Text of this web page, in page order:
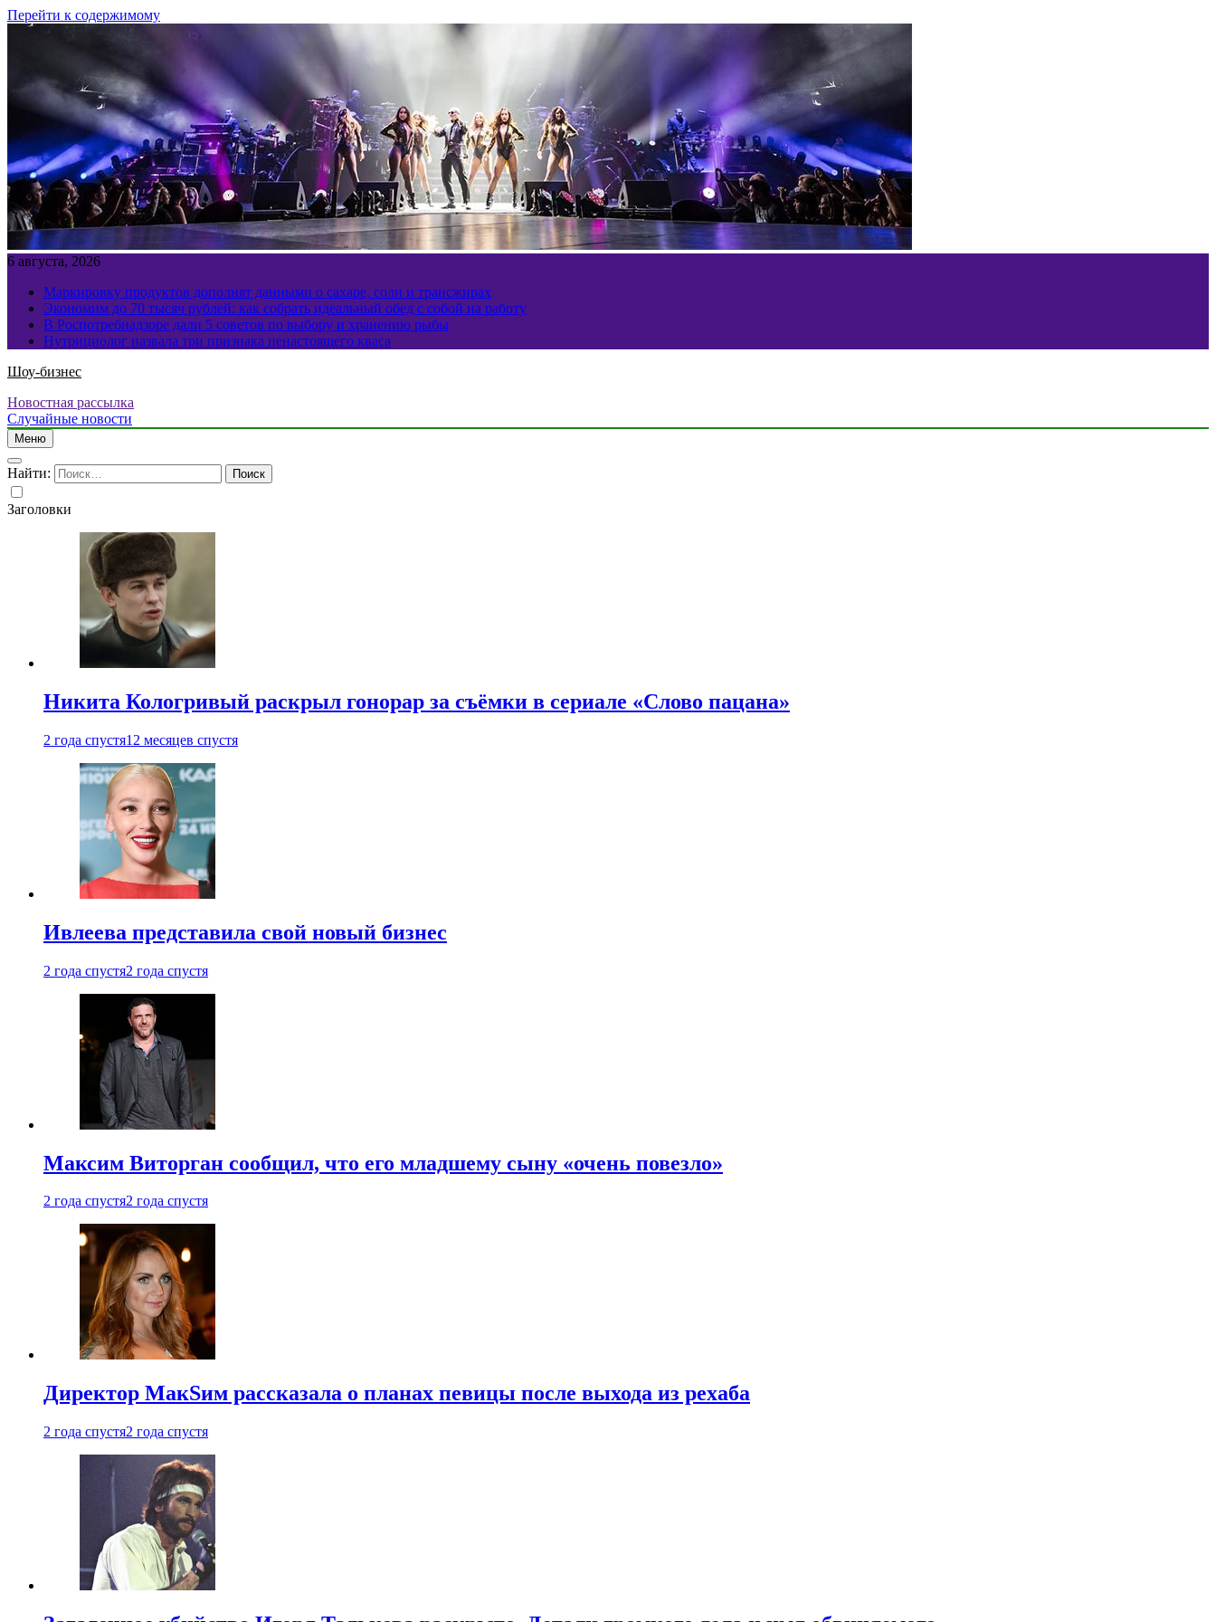
Перейти к содержимому
6 августа, 2026
Маркировку продуктов дополнят данными о сахаре, соли и трансжирах
Экономим до 70 тысяч рублей: как собрать идеальный обед с собой на работу
В Роспотребнадзоре дали 5 советов по выбору и хранению рыбы
Нутрициолог назвала три признака ненастоящего кваса
Шоу-бизнес
Новостная рассылка
Случайные новости
Меню
Найти:
Заголовки
Никита Кологривый раскрыл гонорар за съёмки в сериале «Слово пацана»
2 года спустя12 месяцев спустя
Ивлеева представила свой новый бизнес
2 года спустя2 года спустя
Максим Виторган сообщил, что его младшему сыну «очень повезло»
2 года спустя2 года спустя
Директор МакSим рассказала о планах певицы после выхода из рехаба
2 года спустя2 года спустя